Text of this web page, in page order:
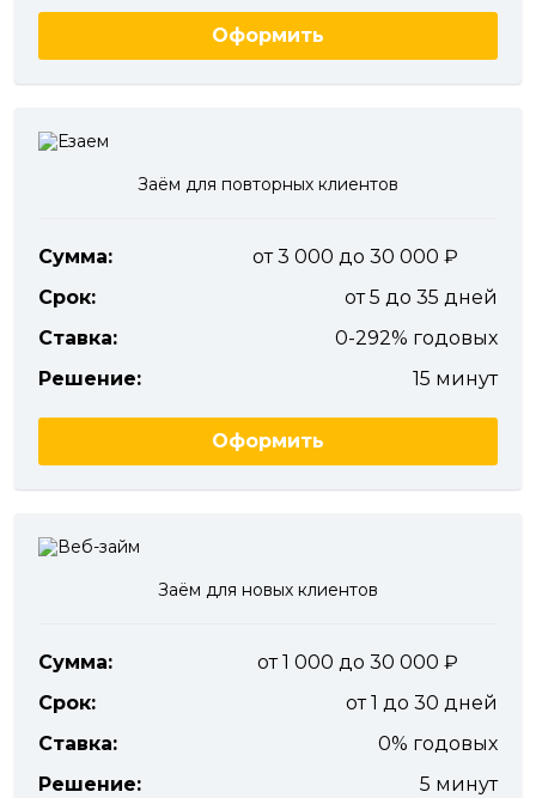
Оформить
Заём для повторных клиентов
Сумма:
от 3 000 до 30 000
Срок:
от 5 до 35 дней
Ставка:
0-292% годовых
Решение:
15 минут
Оформить
Заём для новых клиентов
Сумма:
от 1 000 до 30 000
Срок:
от 1 до 30 дней
Ставка:
0% годовых
Решение:
5 минут